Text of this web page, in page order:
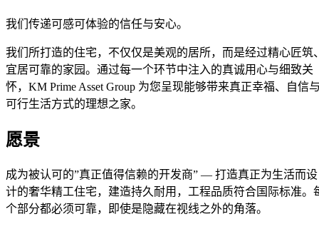
我们传递可感可体验的信任与安心。
我们所打造的住宅，不仅仅是美观的居所，而是经过精心匠筑
宜居可靠的家园。通过每一个环节中注入的真诚用心与细致关
怀，KM Prime Asset Group 为您呈现能够带来真正幸福、自信
可行生活方式的理想之家。
愿景
成为被认可的”真正值得信赖的开发商” — 打造真正为生活而设
计的奢华精工住宅，建造持久耐用，工程品质符合国际标准。
个部分都必须可靠，即使是隐藏在视线之外的角落。